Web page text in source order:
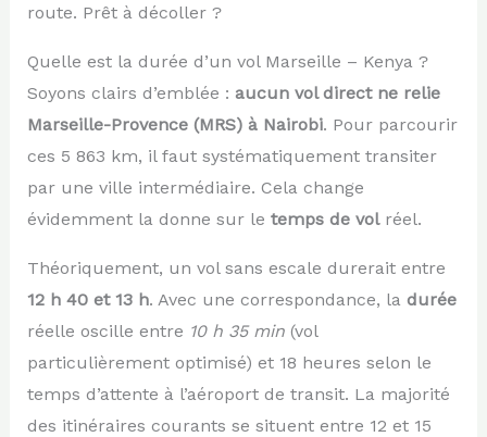
route. Prêt à décoller ?
Quelle est la durée d’un vol Marseille – Kenya ?
Soyons clairs d’emblée : aucun vol direct ne relie
Marseille-Provence (MRS) à Nairobi. Pour parcourir
ces 5 863 km, il faut systématiquement transiter
par une ville intermédiaire. Cela change
évidemment la donne sur le temps de volréel.
Théoriquement, un vol sans escale durerait entre
12 h 40 et 13 h. Avec une correspondance, la durée
réelle oscille entre 10 h 35 min(vol
particulièrement optimisé) et 18 heures selon le
temps d’attente à l’aéroport de transit. La majorité
des itinéraires courants se situent entre 12 et 15